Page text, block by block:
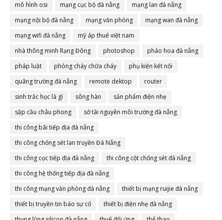
mô hình osi
mạng cục bộ đà nẵng
mạng lan đà nẵng
mạng nội bộ đà nẵng
mạng văn phòng
mạng wan đà nẵng
mạng wifi đà nẵng
mỹ áp thuế việt nam
nhà thông minh Rạng Đông
photoshop
pháo hoa đà nẵng
pháp luật
phòng cháy chữa cháy
phụ kiện kết nối
quãng trường đà nẵng
remote dektop
router
sinh trắc học là gì
sông hàn
sản phẩm điện nhẹ
sập cầu châu phong
sở tài nguyên môi trường đà nẵng
thi công bãi tiếp địa đà nẵng
thi công chống sét lan truyền Đà Nẵng
thi công cọc tiếp địa đà nẵng
thi công cột chống sét đà nẵng
thi công hệ thống tiếp địa đà nẵng
thi công mạng văn phòng đà nẵng
thiết bị mạng ruijie đà nẵng
thiết bị truyền tin báo sự cố
thiết bị điện nhẹ đà nẵng